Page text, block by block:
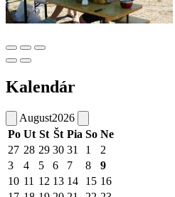
Kalendár
August2026
Po Ut St Št Pia So Ne
27 28 29 30 31 1
2
3
4 5 6 7 8
9
10 11 12 13 14 15 16